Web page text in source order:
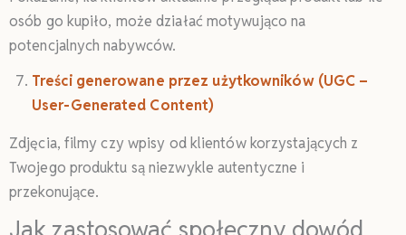
osób go kupiło, może działać motywująco na
potencjalnych nabywców.
Treści generowane przez użytkowników (UGC –
User-Generated Content)
Zdjęcia, filmy czy wpisy od klientów korzystających z
Twojego produktu są niezwykle autentyczne i
przekonujące.